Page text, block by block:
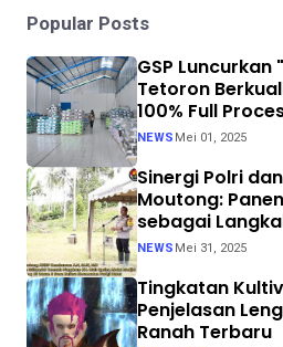
Popular Posts
GSP
Tetoron
100% Full
NEWS Mei 01, 2025
Sinergi Polri
Moutong:
sebagai
Swasembada
NEWS Mei 31, 2025
Tingkatan
Penjelasan
Ranah Terbaru